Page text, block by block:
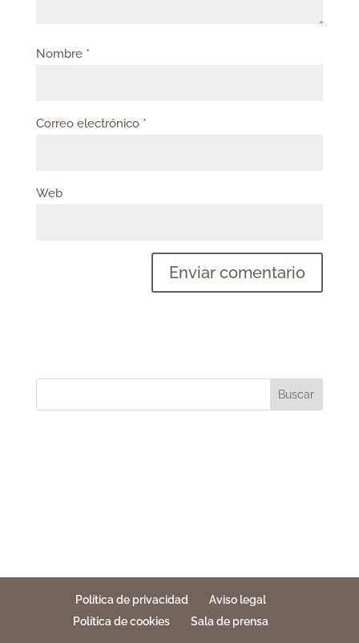
Nombre *
Correo electrónico *
Web
Buscar
Política de privacidad
Aviso legal
Política de cookies
Sala de prensa